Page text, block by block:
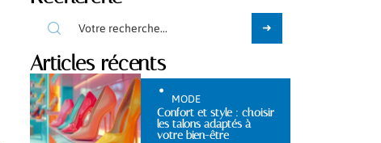
Articles récents
MODE
Confort et style : choisir
les talons adaptés à
votre bien-être